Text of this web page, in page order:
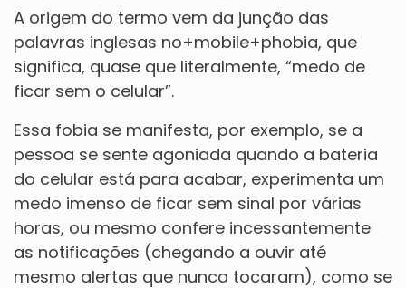
A origem do termo vem da junção das
palavras inglesas no+mobile+phobia, que
significa, quase que literalmente, “medo de
ficar sem o celular”.
Essa fobia se manifesta, por exemplo, se a
pessoa se sente agoniada quando a bateria
do celular está para acabar, experimenta um
medo imenso de ficar sem sinal por várias
horas, ou mesmo confere incessantemente
as notificações (chegando a ouvir até
mesmo alertas que nunca tocaram), como se